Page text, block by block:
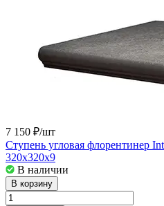
7 150 ₽/шт
Ступень угловая флорентинер
320x320x9
В наличии
В корзину